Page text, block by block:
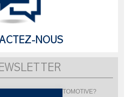
NOUS
l'actualité de LISI AUTOMOTIVE?